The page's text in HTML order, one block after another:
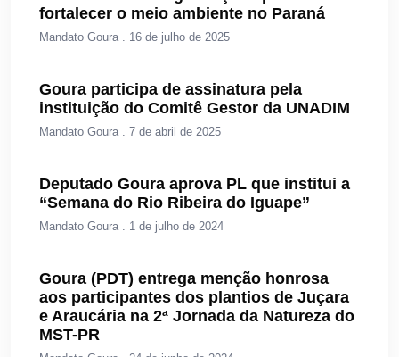
fortalecer o meio ambiente no Paraná
Mandato Goura 16 de julho de 2025
Goura participa de assinatura pela
instituição do Comitê Gestor da UNADIM
Mandato Goura 7 de abril de 2025
Deputado Goura aprova PL que institui a
“Semana do Rio Ribeira do Iguape”
Mandato Goura 1 de julho de 2024
Goura (PDT) entrega menção honrosa
aos participantes dos plantios de Juçara
e Araucária na 2ª Jornada da Natureza do
MST-PR